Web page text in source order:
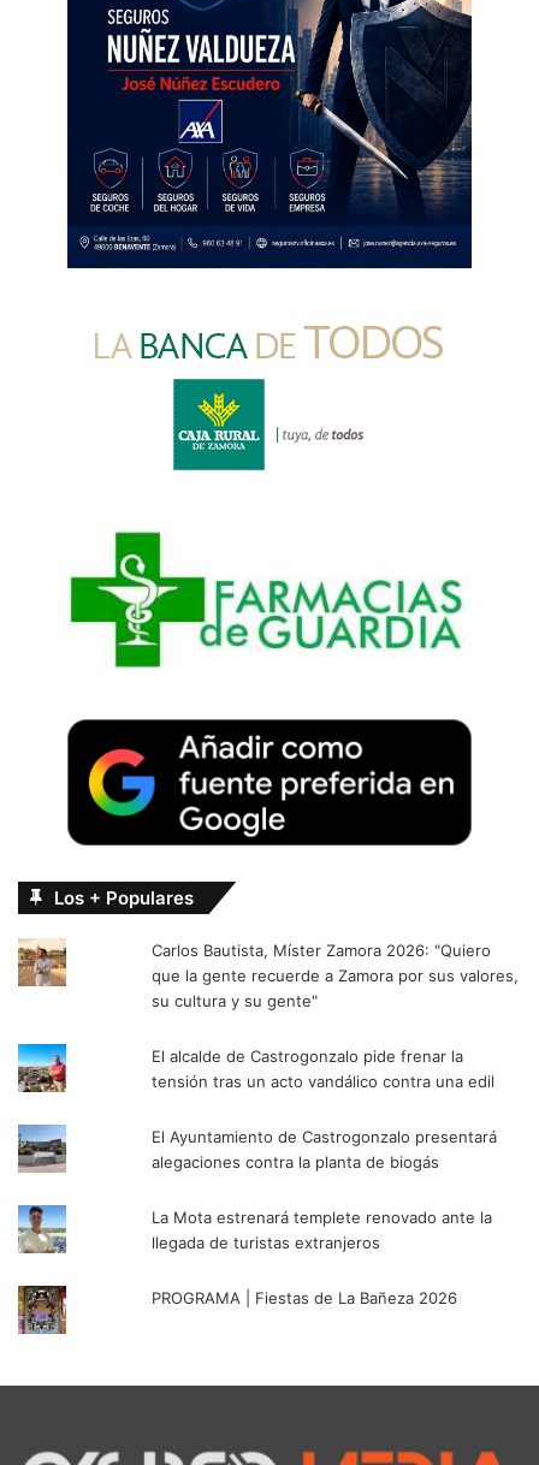
Los + Populares
Carlos Bautista, Míster Zamora 2026: "Quiero
que la gente recuerde a Zamora por sus valores,
su cultura y su gente"
El alcalde de Castrogonzalo pide frenar la
tensión tras un acto vandálico contra una edil
El Ayuntamiento de Castrogonzalo presentará
alegaciones contra la planta de biogás
La Mota estrenará templete renovado ante la
llegada de turistas extranjeros
PROGRAMA | Fiestas de La Bañeza 2026